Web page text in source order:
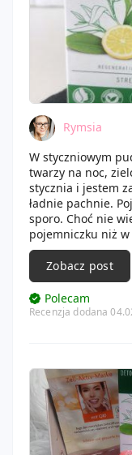
Rymsia
W styczniowym
twarzy na noc,
stycznia i jestem
ładnie pachnie.
sporo. Choć nie
pojemniczku niż
Zobacz post
Polecam
Recenzja dodana